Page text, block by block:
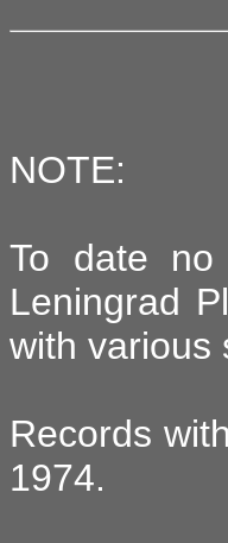
NOTE:
To date
Leningrad
with various
Records
1974.